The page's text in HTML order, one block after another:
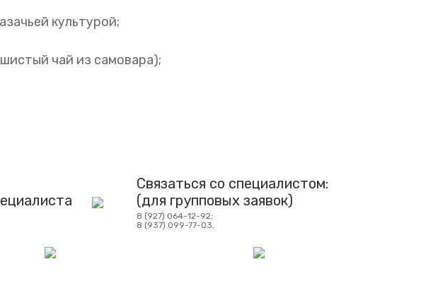
культурой;
чай из самовара);
Связаться со специалистом:
(для групповых заявок)
8 (927) 064-12-92;
8 (937) 099-77-03.